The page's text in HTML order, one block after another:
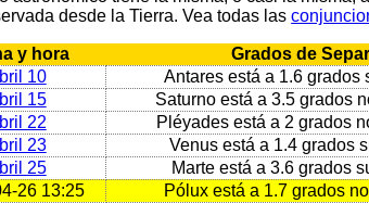
desde la Tierra. Vea todas las
y hora
Grados de
10
Antares está a 1.6 grados
15
Saturno está a 3.5 grados
22
Pléyades está a 2 grados
23
Venus está a 1.4 grados
25
Marte está a 3.6 grados
26 13:25 Pólux está a 1.7 grados